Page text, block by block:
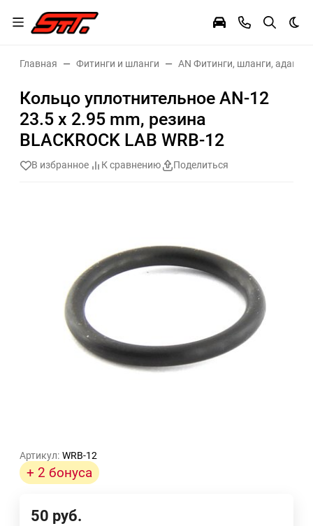
Главная Фитинги и шланги AN Фитинги, шланги,
Кольцо уплотнительное AN-12
23.5 x 2.95 mm, резина
BLACKROCK LAB WRB-12
В избранное К сравнению Поделиться
Артикул: WRB-12
+ 2 бонуса
50 руб.